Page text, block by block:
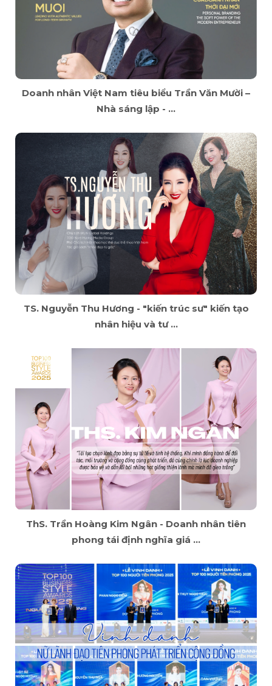
Doanh nhân Việt Nam tiêu biểu Trần Văn Mười –
Nhà sáng lập - ...
TS. Nguyễn Thu Hương - "kiến trúc sư" kiến tạo
nhân hiệu và tư ...
ThS. Trần Hoàng Kim Ngân - Doanh nhân tiên
phong tái định nghĩa giá ...